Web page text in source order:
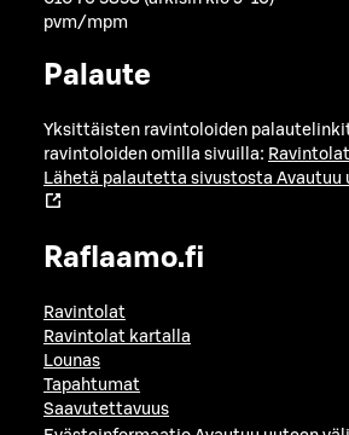
pvm/mpm
Palaute
Yksittäisten ravintoloiden
ravintoloiden omilla sivuilla: Ravintolat
Lähetä palautetta sivustosta Avautuu
Raflaamo.fi
Ravintolat
Ravintolat kartalla
Lounas
Tapahtumat
Saavutettavuus